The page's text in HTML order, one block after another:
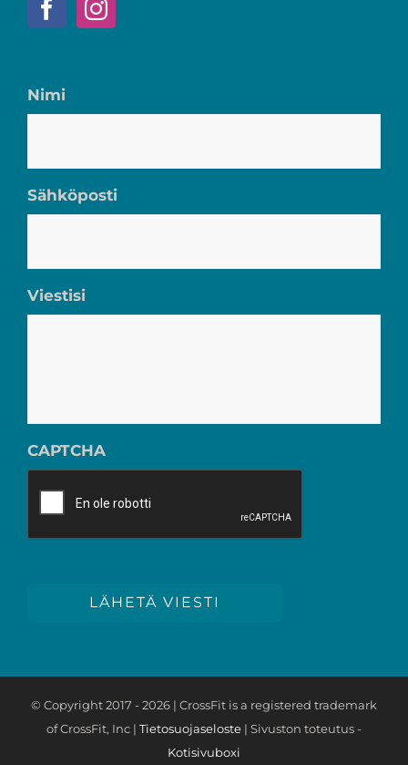
Nimi
Sähköposti
Viestisi
CAPTCHA
LÄHETÄ VIESTI
© Copyright 2017 -2026 | CrossFit is a registered trademark
of CrossFit, Inc | Tietosuojaseloste | Sivuston toteutus -
Kotisivuboxi